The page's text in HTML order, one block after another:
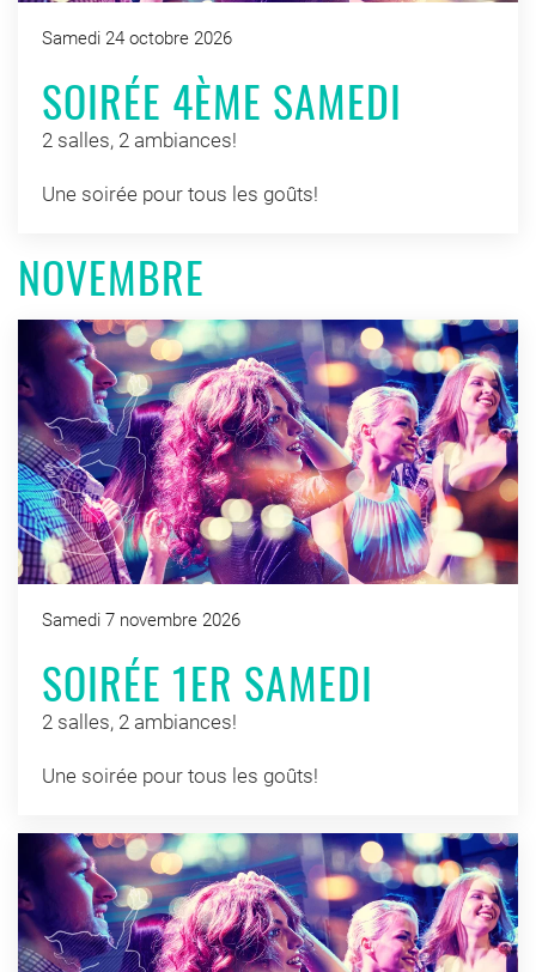
Samedi 24 octobre 2026
SOIRÉE 4ÈME SAMEDI
2 salles, 2 ambiances!
Une soirée pour tous les goûts!
NOVEMBRE
Samedi 7 novembre 2026
SOIRÉE 1ER SAMEDI
2 salles, 2 ambiances!
Une soirée pour tous les goûts!